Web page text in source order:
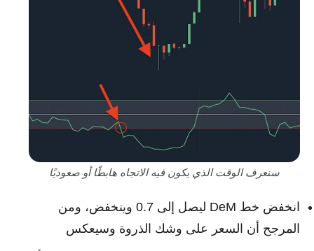
سنعرف الوقت الذي يكون فيه الاتجاه هابطًا أو صعوديًا
انخفض خط DeM ليصل إلى 0.7 وينخفض، ومن
المرجح أن السعر على وشك الذروة وسيعكس